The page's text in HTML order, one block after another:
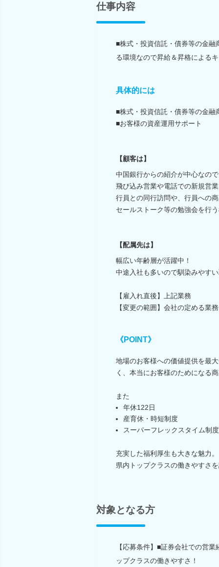
仕事内容
■株式・投資信託・債券等の金
る環境なので昇給＆昇格による
具体的には
■株式・投資信託・債券等の金融
■お客様の資産運用サポート
【顧客は】
中国銀行からの紹介が中心なので
飛び込み営業や電話での新規営
行員との同行訪問や、行員への
セールストーク等の勉強会を行
【配属先は】
幅広い年齢層が活躍中！
中途入社も多いので馴染みやす
【雇入れ直後】上記業務
【変更の範囲】会社の定める業
《POINT》
地場のお客様への価値提供を最
く、本当にお客様のためになる
また
年休122日
産育休・時短制度
スーパーフレックスタイム制
充実した福利厚生も大きな魅力。
県内トップクラスの働きやすさ
対象となる方
【応募条件】■証券会社での営
ップクラスの働きやすさ！